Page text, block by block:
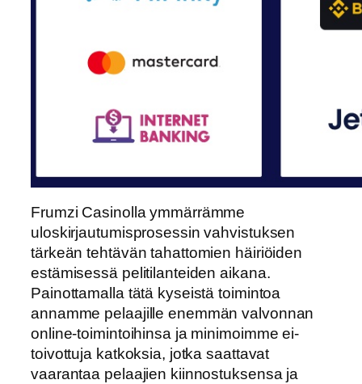
Frumzi Casinolla ymmärrämme
uloskirjautumisprosessin vahvistuksen
tärkeän tehtävän tahattomien häiriöiden
estämisessä pelitilanteiden aikana.
Painottamalla tätä kyseistä toimintoa
annamme pelaajille enemmän valvonnan
online-toimintoihinsa ja minimoimme ei-
toivottuja katkoksia, jotka saattavat
vaarantaa pelaajien kiinnostuksensa ja